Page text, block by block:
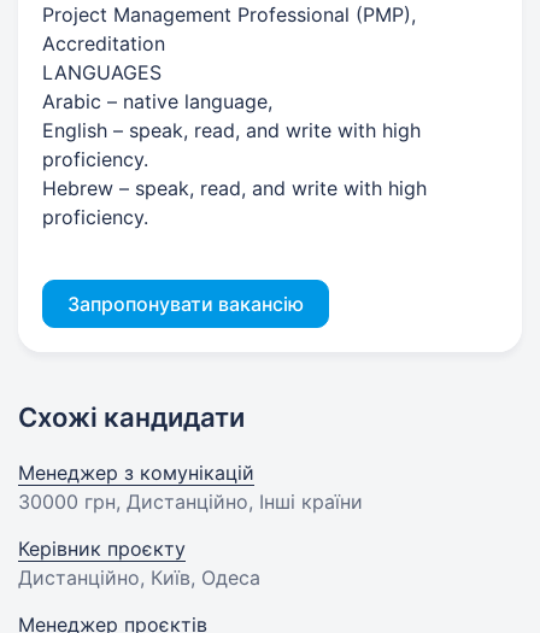
Project Management Professional (PMP),
Accreditation
LANGUAGES
Arabic – native language,
English – speak, read, and write with high
proficiency.
Hebrew – speak, read, and write with high
proficiency.
Запропонувати вакансію
Схожі кандидати
Менеджер з комунікацій
30000 грн, Дистанційно, Інші країни
Керівник проєкту
Дистанційно, Київ, Одеса
Менеджер проєктів